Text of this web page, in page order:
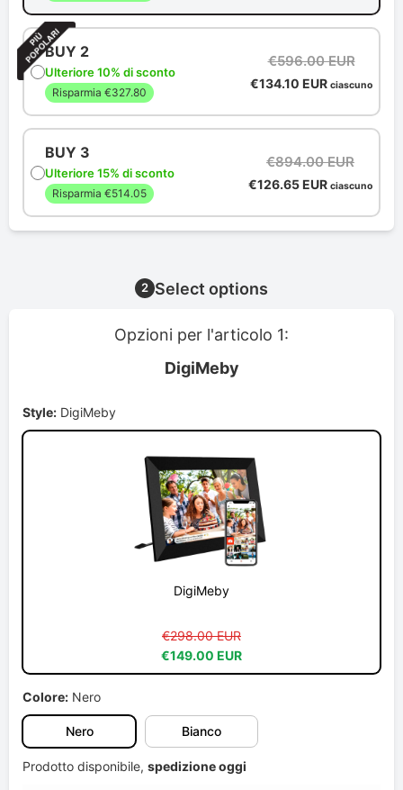
BUY 2
Ulteriore 10% di sconto
Risparmia €327.80
€596.00 EUR
€134.10 EUR ciascuno
BUY 3
Ulteriore 15% di sconto
Risparmia €514.05
€894.00 EUR
€126.65 EUR ciascuno
2 Select options
Opzioni per l'articolo 1:
DigiMeby
Style: DigiMeby
DigiMeby
€298.00 EUR
€149.00 EUR
Colore: Nero
Nero Bianco
Prodotto disponibile, spedizione oggi